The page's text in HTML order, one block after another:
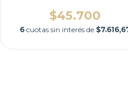
$45.700
6 cuotas sin interés de